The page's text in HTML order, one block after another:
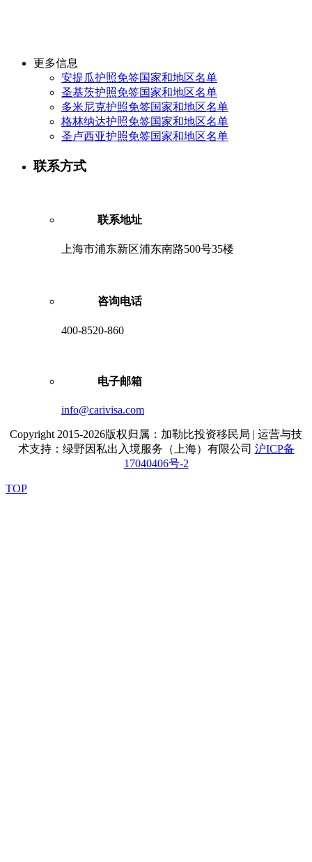
更多信息
安提瓜护照免签国家和地区名单
圣基茨护照免签国家和地区名单
多米尼克护照免签国家和地区名单
格林纳达护照免签国家和地区名单
圣卢西亚护照免签国家和地区名单
联系方式
联系地址
上海市浦东新区浦东南路500号35楼
咨询电话
400-8520-860
电子邮箱
info@carivisa.com
Copyright 2015-2026版权归属：加勒比投资移民局 | 运营与技
术支持：绿野因私出入境服务（上海）有限公司 沪ICP备
17040406号-2
TOP